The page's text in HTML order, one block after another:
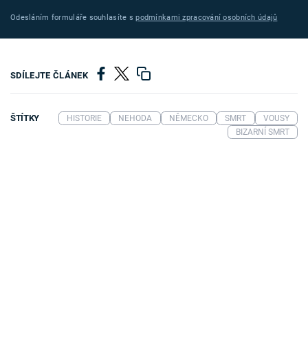
Odesláním formuláře souhlasíte spodmínkami zpracování osobních údajů
SDÍLEJTE ČLÁNEK
ŠTÍTKY HISTORIE NEHODA NĚMECKO SMRT
VOUSY
BIZARNÍ SMRT